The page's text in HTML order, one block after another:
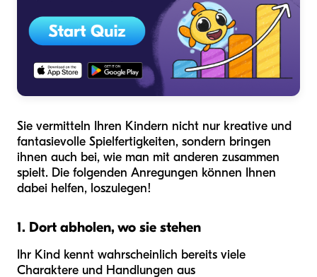
Sie vermitteln Ihren Kindern nicht nur kreative und
fantasievolle Spielfertigkeiten, sondern bringen
ihnen auch bei, wie man mit anderen zusammen
spielt. Die folgenden Anregungen können Ihnen
dabei helfen, loszulegen!
1. Dort abholen, wo sie stehen
Ihr Kind kennt wahrscheinlich bereits viele
Charaktere und Handlungen aus